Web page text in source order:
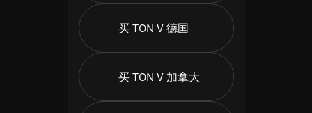
买 TON V 德国
买 TON V 加拿大